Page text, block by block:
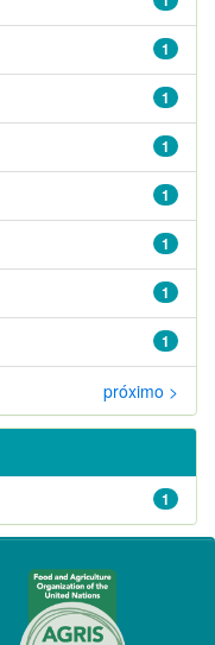
1
1
1
1
1
1
1
próximo >
1